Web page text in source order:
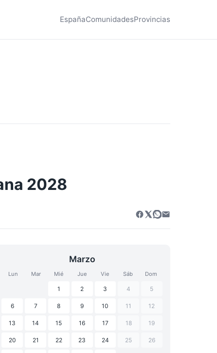
EspañaComunidadesProvincias
2028
Marzo
Lun Mar Mié Jue Vie Sáb Dom
1 2 3 4 5
6 7 8 9 10 11 12
13 14 15 16 17 18 19
20 21 22 23 24 25 26